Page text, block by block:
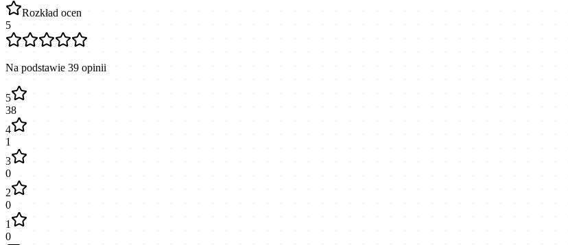
Rozkład ocen
5
Na podstawie 39 opinii
5
38
4
1
3
0
2
0
1
0